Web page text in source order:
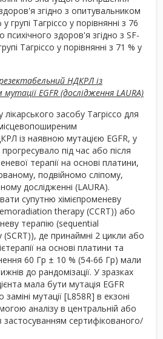
згідно з опитувальником
групі Тагріссо у порівнянні з 76
психічного здоров'я згідно з SF-
Тагріссо у порівнянні з 71 % у
НДКРЛ із
EGFR (дослідження LAURA)
лікарського засобу Тагріссо для
місцевопоширеним
із наявною мутацією EGFR, у
під час або після
терапії на основі платини,
подвійномо сліпому,
дослідженні (LAURA).
супутню хімієпроменеву
therapy (CCRT)) або
терапію (sequential
де принаймні 2 цикли або
на основі платини та
60 Гр ± 10 % (54-66 Гр) мали
до рандомізації. У зразках
мала бути мутація EGFR
заміні мутації [L858R] в екзоні
аналізу в центральній або
застосуванням сертифікованого/